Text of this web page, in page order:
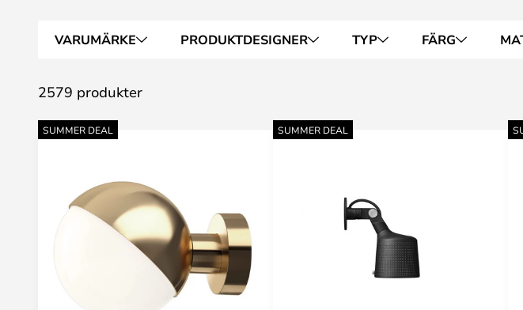
VARUMÄRKE PRODUKTDESIGNER TYP FÄRG
2579 produkter
SUMMER DEAL SUMMER DEAL